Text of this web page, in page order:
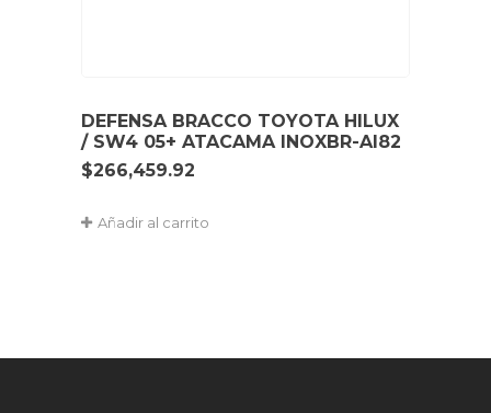
DEFENSA BRACCO TOYOTA HILUX
/ SW4 05+ ATACAMA INOXBR-AI82
$266,459.92
Añadir al carrito